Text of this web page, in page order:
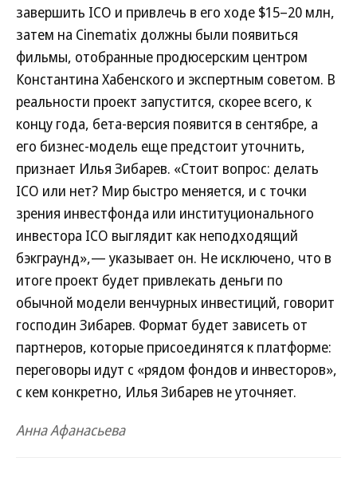
завершить ICO и привлечь в его ходе $15–20 млн,
затем на Cinematix должны были появиться
фильмы, отобранные продюсерским центром
Константина Хабенского и экспертным советом. В
реальности проект запустится, скорее всего, к
концу года, бета-версия появится в сентябре, а
его бизнес-модель еще предстоит уточнить,
признает Илья Зибарев. «Стоит вопрос: делать
ICO или нет? Мир быстро меняется, и с точки
зрения инвестфонда или институционального
инвестора ICO выглядит как неподходящий
бэкграунд»,— указывает он. Не исключено, что в
итоге проект будет привлекать деньги по
обычной модели венчурных инвестиций, говорит
господин Зибарев. Формат будет зависеть от
партнеров, которые присоединятся к платформе:
переговоры идут с «рядом фондов и инвесторов»,
с кем конкретно, Илья Зибарев не уточняет.
Анна Афанасьева